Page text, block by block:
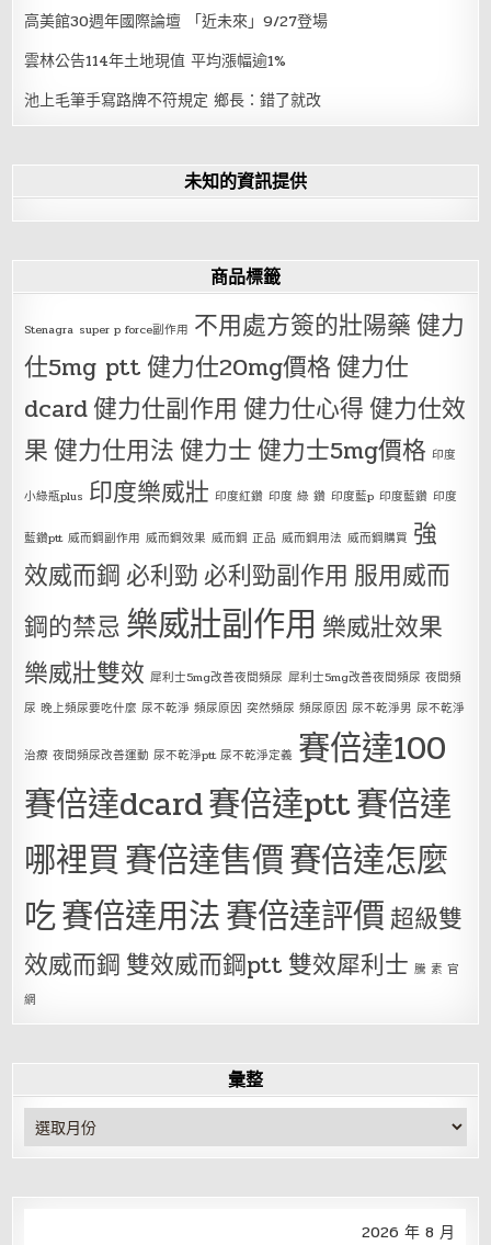
高美館30週年國際論壇 「近未來」9/27登場
雲林公告114年土地現值 平均漲幅逾1%
池上毛筆手寫路牌不符規定 鄉長：錯了就改
未知的資訊提供
商品標籤
Stenagra super p force副作用 不用處方簽的壯陽藥健力
仕5mg ptt健力仕20mg價格健力仕
dcard健力仕副作用 健力仕心得健力仕效
果健力仕用法健力士健力士5mg價格 印度
小綠瓶plus 印度樂威壯 印度紅鑽 印度 綠 鑽 印度藍p 印度藍鑽 印度
藍鑽ptt 威而鋼副作用 威而鋼效果 威而鋼 正品 威而鋼用法 威而鋼購買 強
效威而鋼 必利勁 必利勁副作用 服用威而
鋼的禁忌 樂威壯副作用 樂威壯效果
樂威壯雙效 犀利士5mg改善夜間頻尿 犀利士5mg改善夜間頻尿 夜間頻
尿 晚上頻尿要吃什麼 尿不乾淨 頻尿原因 突然頻尿 頻尿原因 尿不乾淨男 尿不乾淨
治療 夜間頻尿改善運動 尿不乾淨ptt 尿不乾淨定義 賽倍達100
賽倍達dcard賽倍達ptt賽倍達
哪裡買賽倍達售價賽倍達怎麼
吃賽倍達用法賽倍達評價超級雙
效威而鋼 雙效威而鋼ptt 雙效犀利士 騰 素 官
網
彙整
彙
整
2026 年 8 月